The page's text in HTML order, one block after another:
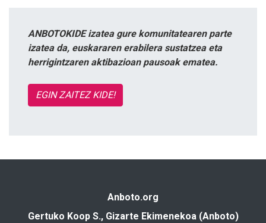
ANBOTOKIDE izatea gure komunitatearen parte
izatea da, euskararen erabilera sustatzea eta
herrigintzaren aktibazioan pausoak ematea.
EGIN ZAITEZ KIDE!
Anboto.org
Gertuko Koop S., Gizarte Ekimenekoa (Anboto)